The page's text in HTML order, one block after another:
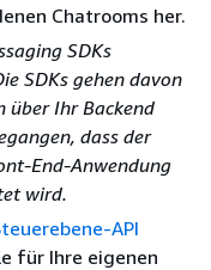
Chatrooms her.
SDKs
SDKs gehen davon
über Ihr Backend
dass der
End-Anwendung
wird.
API
für Ihre eigenen